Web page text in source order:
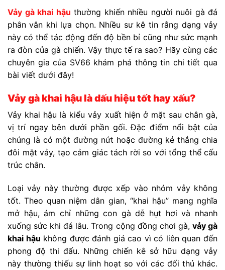
Vảy gà khai hậu thường khiến nhiều người nuôi gà đá
phân vân khi lựa chọn. Nhiều sư kê tin rằng dạng vảy
này có thể tác động đến độ bền bỉ cũng như sức mạnh
ra đòn của gà chiến. Vậy thực tế ra sao? Hãy cùng các
chuyên gia của SV66 khám phá thông tin chi tiết qua
bài viết dưới đây!
Vảy gà khai hậu là dấu hiệu tốt hay xấu?
Vảy khai hậu là kiểu vảy xuất hiện ở mặt sau chân gà,
vị trí ngay bên dưới phần gối. Đặc điểm nổi bật của
chúng là có một đường nứt hoặc đường kẻ thẳng chia
đôi mặt vảy, tạo cảm giác tách rời so với tổng thể cấu
trúc chân.
Loại vảy này thường được xếp vào nhóm vảy không
tốt. Theo quan niệm dân gian, “khai hậu” mang nghĩa
mở hậu, ám chỉ những con gà dễ hụt hơi và nhanh
xuống sức khi đá lâu. Trong cộng đồng chơi gà, vảy gà
khai hậu không được đánh giá cao vì có liên quan đến
phong độ thi đấu. Những chiến kê sở hữu dạng vảy
này thường thiếu sự linh hoạt so với các đối thủ khác.